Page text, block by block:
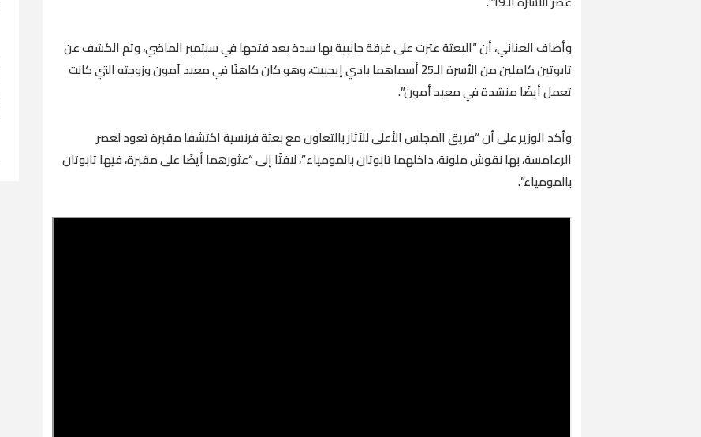
وأضاف العناني، أن “البعثة عثرت على غرفة جانبية بها سدة بعد فتحها في سبتمبر الماضي، وتم الكشف عن
تابوتين كاملين من الأسرة الـ25 أسماهما بادي إيجيبت، وهو كان كاهنًا في معبد آمون وزوجته التي كانت
تعمل أيضًا منشدة في معبد أمون”.
وأكد الوزير على أن “فريق المجلس الأعلى للآثار بالتعاون مع بعثة فرنسية اكتشفا مقبرة تعود لعصر
الرعامسة، بها نقوش ملونة، داخلهما تابوتان بالمومياء”، لافتًا إلى “عثورهما أيضًا على مقبرة، فيها تابوتان
بالمومياء”.